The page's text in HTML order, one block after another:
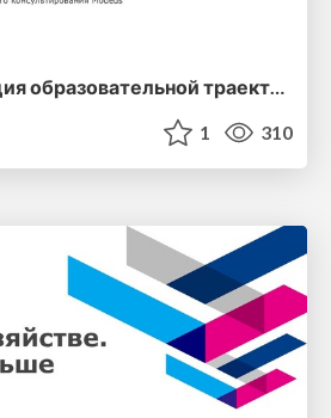
Индивидуализация образовательной траектории
1 310